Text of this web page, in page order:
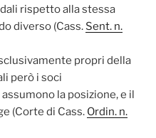
rispetto alla stessa
diverso (Cass. Sent. n.
propri della
però i soci
la posizione, e il
(Corte di Cass. Ordin. n.